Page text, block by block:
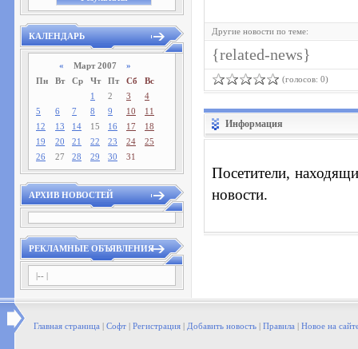
КАЛЕНДАРЬ
« Март 2007 »
Пн
Вт Ср Чт Пт Сб
Вс
1
2 3
4
5
6 7 8 9 10
11
12
13 14 15 16 17
18
19
20 21 22 23 24
25
26
27 28 29 30 31
АРХИВ НОВОСТЕЙ
РЕКЛАМНЫЕ ОБЪЯВЛЕНИЯ
|-- |
Другие новости по теме:
{related-news}
(голосов: 0)
Информация
Посетители,
новости.
Главная страница | Софт | Регистрация | Добавить новость | Правила | Новое на